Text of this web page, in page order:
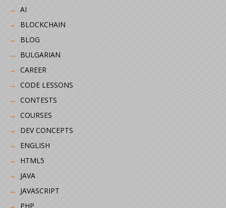
AI
BLOCKCHAIN
BLOG
BULGARIAN
CAREER
CODE LESSONS
CONTESTS
COURSES
DEV CONCEPTS
ENGLISH
HTML5
JAVA
JAVASCRIPT
PHP